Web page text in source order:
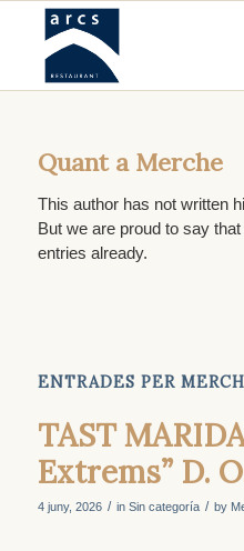
Quant a Merche
This author has not written
But we are proud to say that
entries already.
ENTRADES PER
TAST
Extrems” D.
4 juny, 2026 / in Sin categoría / by